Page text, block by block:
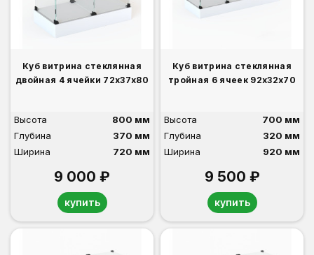
Куб витрина стеклянная
двойная 4 ячейки 72х37х80
Высота
800 мм
Глубина
370 мм
Ширина
720 мм
9 000 ₽
купить
Куб витрина стеклянная
тройная 6 ячеек 92х32х70
Высота
700 мм
Глубина
320 мм
Ширина
920 мм
9 500 ₽
купить